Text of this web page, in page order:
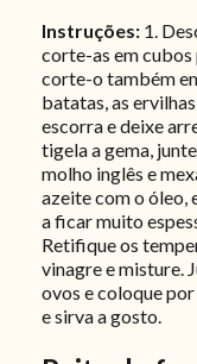
Instruções: 1.
corte-as em cubos
corte-o também
batatas, as
escorra e deixe
tigela a gema,
molho inglês e
azeite com o óleo,
a ficar muito
Retifique os
vinagre e misture.
ovos e coloque
e sirva a gosto.